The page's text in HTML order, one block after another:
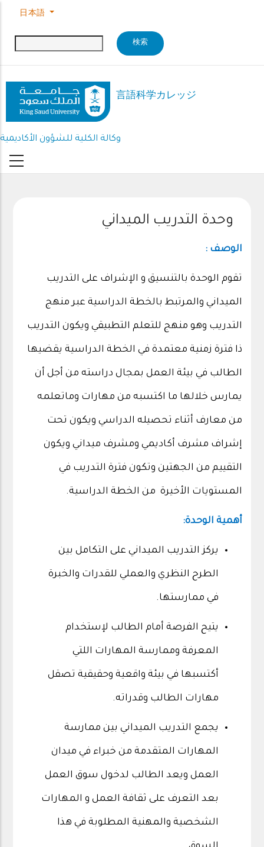
Skip to main content
日本語
言語科学カレッジ
وكالة الكلية للشؤون الأكاديمية
وحدة التدريب الميداني
الوصف :
تقوم الوحدة بالتنسيق و الإشراف على التدريب
الميداني والمرتبط بالخطة الدراسية عبر منهج
التدريب وهو منهج للتعلم التطبيقي ويكون التدريب
ذا فترة زمنية معتمدة في الخطة الدراسية يقضيها
الطالب في بيئة العمل بمجال دراسته من أجل أن
يمارس خلالها ما اكتسبه من مهارات وماتعلمه
من معارف أثناء تحصيله الدراسي ويكون تحت
إشراف مشرف أكاديمي ومشرف ميداني ويكون
التقييم من الجهتين وتكون فترة التدريب في
المستويات الأخيرة من الخطة الدراسية.
أهمية الوحدة:
يركز التدريب الميداني على التكامل بين
الطرح النظري والعملي للقدرات والخبرة
في ممارستها.
يتيح الفرصة أمام الطالب لإستخدام
المعرفة وممارسة المهارات اللتي
أكتسبها في بيئة واقعية وحقيقية تصقل
مهارات الطالب وقدراته.
يجمع التدريب الميداني بين ممارسة
المهارات المتقدمة من خبراء في ميدان
العمل ويعد الطالب لدخول سوق العمل
بعد التعرف على ثقافة العمل و المهارات
الشخصية والمهنية المطلوبة في هذا